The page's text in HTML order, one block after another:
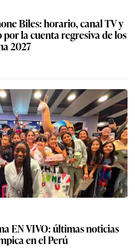
Biles: horario, canal TV y
la cuenta regresiva de los
2027
EN VIVO: últimas noticias
en el Perú